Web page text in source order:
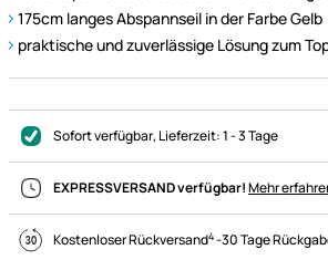
175cm langes Abspannseil in der Farbe Gelb
praktische und zuverlässige Lösung zum
Sofort verfügbar, Lieferzeit:1 - 3 Tage
EXPRESSVERSAND verfügbar!Mehr
Kostenloser Rückversand4-30 Tage